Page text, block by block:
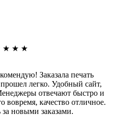
★ ★ ★
Заказала печать
легко. Удобный сайт,
отвечают быстро и
вовремя, качество отличное.
за новыми заказами.